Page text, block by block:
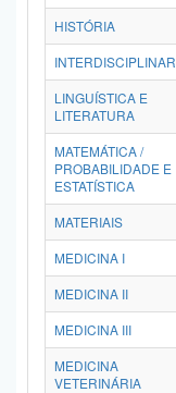
HISTÓRIA
INTERDISCIPLINAR
LINGUÍSTICA E
LITERATURA
MATEMÁTICA /
PROBABILIDADE E
ESTATÍSTICA
MATERIAIS
MEDICINA I
MEDICINA II
MEDICINA III
MEDICINA
VETERINÁRIA